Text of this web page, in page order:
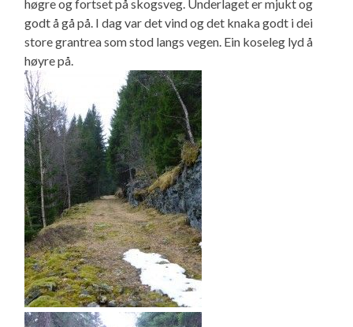
høgre og fortset på skogsveg. Underlaget er mjukt og
godt å gå på. I dag var det vind og det knaka godt i dei
store grantrea som stod langs vegen. Ein koseleg lyd å
høyre på.